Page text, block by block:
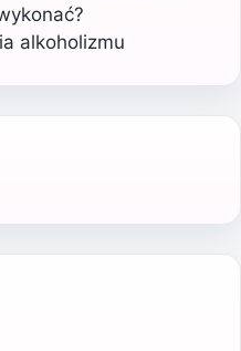
alkoholizmu